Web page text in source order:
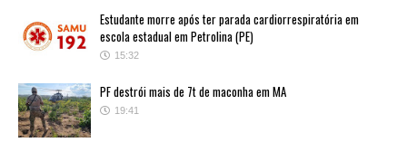
Estudante morre após ter parada cardiorrespiratória em
escola estadual em Petrolina (PE)
15:32
PF destrói mais de 7t de maconha em MA
19:41